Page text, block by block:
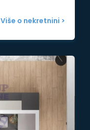
Više o nekretnini >